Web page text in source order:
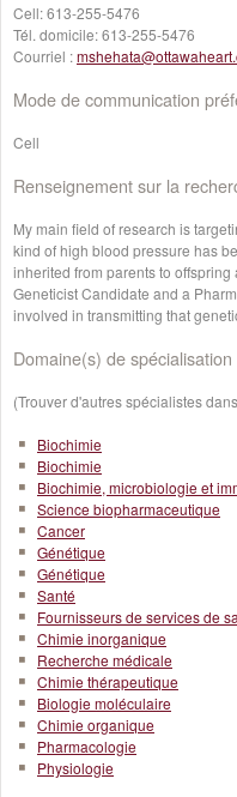
Cell:613-255-5476
Tél. domicile:613-255-5476
Courriel :
Mode de communication
Cell
Renseignement sur la
My main field of research is
kind of high blood pressure has
inherited from parents to
Geneticist Candidate and a
involved in transmitting that
Domaine(s) de spécialisation
(Trouver d'autres spécialistes
Biochimie
Biochimie
Biochimie, microbiologie et
Science biopharmaceutique
Cancer
Génétique
Génétique
Santé
Fournisseurs de services de
Chimie inorganique
Recherche médicale
Chimie thérapeutique
Biologie moléculaire
Chimie organique
Pharmacologie
Physiologie